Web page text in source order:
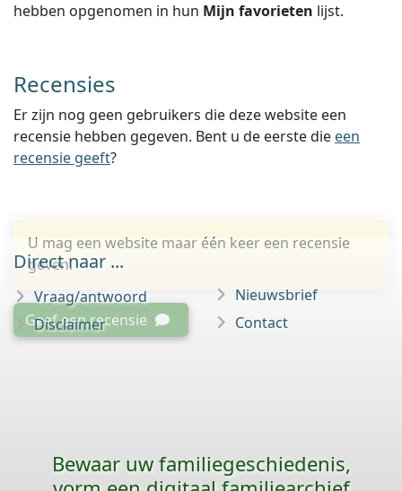
hebben opgenomen in hun Mijn favorieten lijst.
Recensies
Er zijn nog geen gebruikers die deze website een
recensie hebben gegeven. Bent u de eerste die een
recensie geeft?
U mag een website maar één keer een recensie
geven.
Geef een recensie
Direct naar ...
Vraag/antwoord
Disclaimer
Nieuwsbrief
Contact
Bewaar uw familie­geschiedenis,